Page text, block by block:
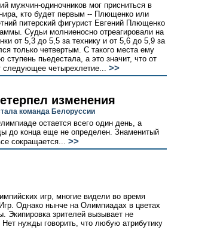
мужчин-одиночников мог присниться в
кто будет первым -- Плющенко или
питерский фигурист Евгений Плющенко
Судьи молниеносно отреагировали на
от 5,3 до 5,5 за технику и от 5,6 до 5,9 за
только четвертым. С такого места ему
пьедестала, а это значит, что от
следующее четырехлетие... >>
изменения
команда Белоруссии
остается всего один день, а
до конца еще не определен. Знаменитый
сокращается... >>
игр, многие видели во время
Однако нынче на Олимпиадах в цветах
Экипировка зрителей вызывает не
нужды говорить, что любую атрибутику